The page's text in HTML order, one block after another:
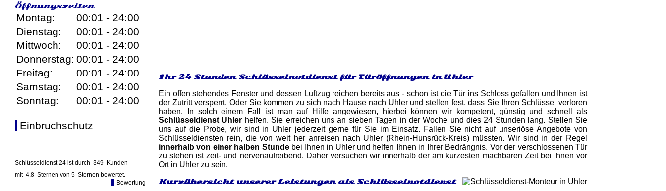
Öffnungszeiten
Montag:
00:01 - 24:00
Dienstag:
00:01 - 24:00
Mittwoch:
00:01 - 24:00
Donnerstag: 00:01 - 24:00
Freitag:
00:01 - 24:00
Samstag:
00:01 - 24:00
Sonntag:
00:01 - 24:00
Einbruchschutz
Schlüsseldienst 24 ist durch 349 Kunden
mit 4.8 Sternen von 5 Sternen bewertet.
Bewertung
Ihr 24 Stunden Schlüsselnotdienst für Türöffnungen in Uhler
Ein offen stehendes Fenster und dessen Luftzug reichen bereits aus - schon ist die Tür ins Schloss gefallen und Ihnen ist
der Zutritt versperrt. Oder Sie kommen zu sich nach Hause nach Uhler und stellen fest, dass Sie Ihren Schlüssel verloren
haben. In solch einem Fall ist man auf Hilfe angewiesen, hierbei können wir kompetent, günstig und schnell als
Schlüsseldienst Uhler helfen. Sie erreichen uns an sieben Tagen in der Woche und dies 24 Stunden lang. Stellen Sie
uns auf die Probe, wir sind in Uhler jederzeit gerne für Sie im Einsatz. Fallen Sie nicht auf unseriöse Angebote von
Schlüsseldiensten rein, die von weit her anreisen nach Uhler (Rhein-Hunsrück-Kreis) müssten. Wir sind in der Regel
innerhalb von einer halben Stundebei Ihnen in Uhler und helfen Ihnen in Ihrer Bedrängnis. Vor der verschlossenen Tür
zu stehen ist zeit- und nervenaufreibend. Daher versuchen wir innerhalb der am kürzesten machbaren Zeit bei Ihnen vor
Ort in Uhler zu sein.
Kurzübersicht unserer Leistungen als Schlüsselnotdienst